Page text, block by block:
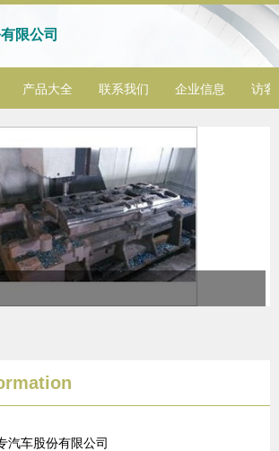
限公司
产品大全 联系我们 企业信息 访客
汽车股份有限公司